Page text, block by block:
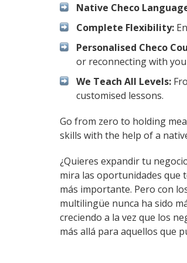
Native Checo
Complete Flexibility:
Personalised Checo
or reconnecting with
We Teach All Levels:
customised lessons.
Go from zero to holding
skills with the help of a
¿Quieres expandir tu
mira las oportunidades que
más importante. Pero con
multilingüe nunca ha sido
creciendo a la vez que los
más allá para aquellos que